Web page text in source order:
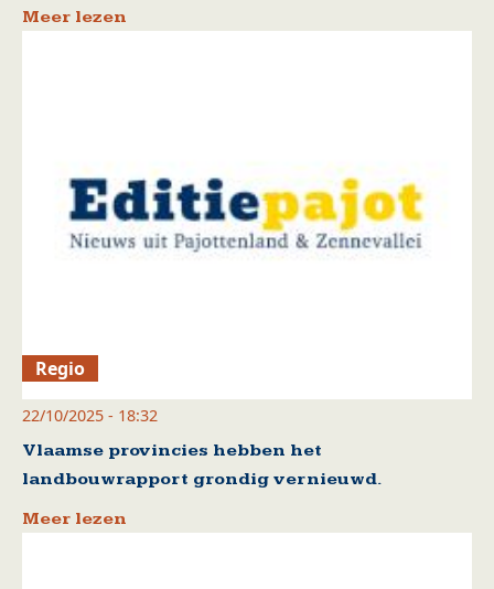
Meer lezen
Regio
22/10/2025 - 18:32
Vlaamse provincies hebben het
landbouwrapport grondig vernieuwd.
Meer lezen